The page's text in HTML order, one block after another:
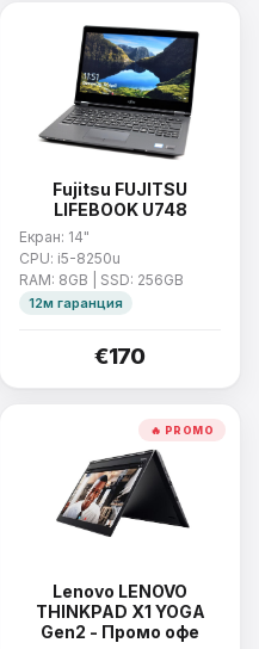
Fujitsu FUJITSU
LIFEBOOK U748
Екран: 14"
CPU: i5-8250u
RAM: 8GB | SSD: 256GB
12м гаранция
€170
🔥 PROMO
Lenovo LENOVO
THINKPAD X1 YOGA
Gen2 - Промо офе